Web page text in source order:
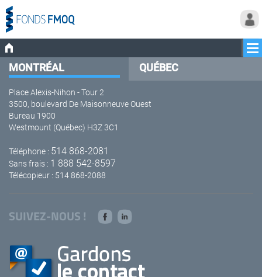
MONTRÉAL QUÉBEC
Place Alexis-Nihon - Tour 2
3500, boulevard De Maisonneuve Ouest
Bureau 1900
Westmount (Québec) H3Z 3C1
Téléphone : 514 868-2081
Sans frais : 1 888 542-8597
Télécopieur : 514 868-2088
SUIVEZ-NOUS !